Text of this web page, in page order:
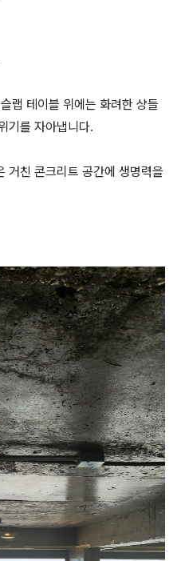
랩 테이블 위에는 화려한 샹들
기를 자아냅니다.
거친 콘크리트 공간에 생명력을